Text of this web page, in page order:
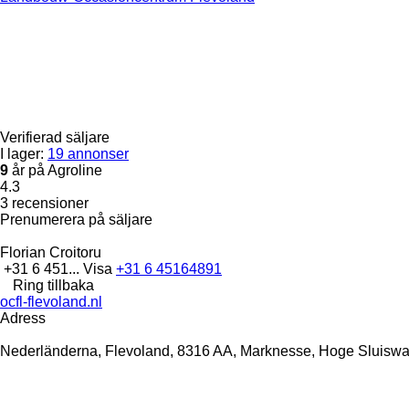
Verifierad säljare
I lager: 19 annonser
9 år på Agroline
4.3
3 recensioner
Prenumerera på säljare
Florian Croitoru
+31 6 451... Visa +31 6 45164891
Ring tillbaka
ocfl-flevoland.nl
Adress
Nederländerna, Flevoland, 8316 AA, Marknesse, Hoge